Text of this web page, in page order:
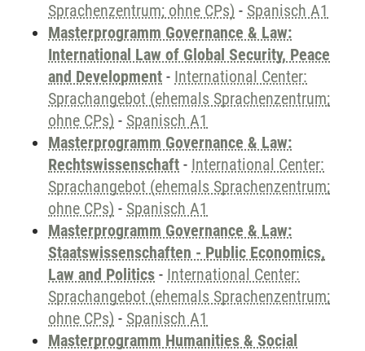
Sprachenzentrum; ohne CPs) - Spanisch A1
Masterprogramm Governance & Law:
International Law of Global Security, Peace
and Development - International Center:
Sprachangebot (ehemals Sprachenzentrum;
ohne CPs) - Spanisch A1
Masterprogramm Governance & Law:
Rechtswissenschaft - International Center:
Sprachangebot (ehemals Sprachenzentrum;
ohne CPs) - Spanisch A1
Masterprogramm Governance & Law:
Staatswissenschaften - Public Economics,
Law and Politics - International Center:
Sprachangebot (ehemals Sprachenzentrum;
ohne CPs) - Spanisch A1
Masterprogramm Humanities & Social